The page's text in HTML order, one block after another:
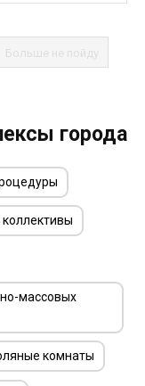
города
массовых
комнаты